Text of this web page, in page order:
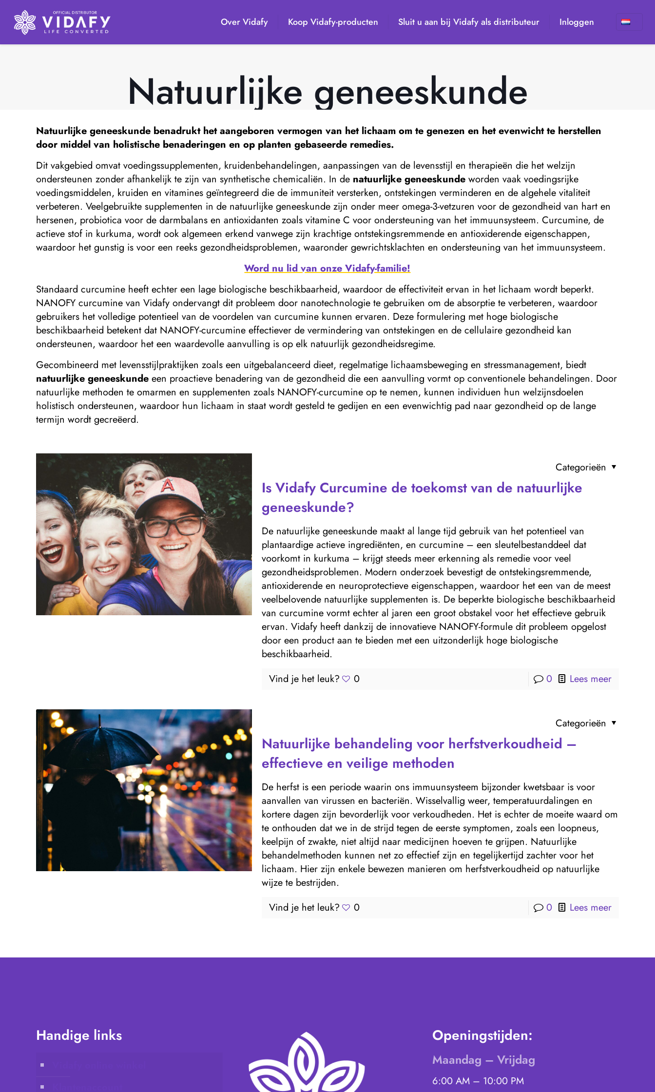
Over Vidafy Koop Vidafy-producten Sluit u aan bij Vidafy als distributeur Inloggen
Natuurlijke geneeskunde
Natuurlijke geneeskunde benadrukt het aangeboren vermogen van het lichaam om te genezen en het evenwicht te herstellen
door middel van holistische benaderingen en op planten gebaseerde remedies.
Dit vakgebied omvat voedingssupplementen, kruidenbehandelingen, aanpassingen van de levensstijl en therapieën die het welzijn
ondersteunen zonder afhankelijk te zijn van synthetische chemicaliën. In de natuurlijke geneeskunde worden vaak voedingsrijke
voedingsmiddelen, kruiden en vitamines geïntegreerd die de immuniteit versterken, ontstekingen verminderen en de algehele vitaliteit
verbeteren. Veelgebruikte supplementen in de natuurlijke geneeskunde zijn onder meer omega-3-vetzuren voor de gezondheid van hart en
hersenen, probiotica voor de darmbalans en antioxidanten zoals vitamine C voor ondersteuning van het immuunsysteem. Curcumine, de
actieve stof in kurkuma, wordt ook algemeen erkend vanwege zijn krachtige ontstekingsremmende en antioxiderende eigenschappen,
waardoor het gunstig is voor een reeks gezondheidsproblemen, waaronder gewrichtsklachten en ondersteuning van het immuunsysteem.
Word nu lid van onze Vidafy-familie!
Standaard curcumine heeft echter een lage biologische beschikbaarheid, waardoor de effectiviteit ervan in het lichaam wordt beperkt.
NANOFY curcumine van Vidafy ondervangt dit probleem door nanotechnologie te gebruiken om de absorptie te verbeteren, waardoor
gebruikers het volledige potentieel van de voordelen van curcumine kunnen ervaren. Deze formulering met hoge biologische
beschikbaarheid betekent dat NANOFY-curcumine effectiever de vermindering van ontstekingen en de cellulaire gezondheid kan
ondersteunen, waardoor het een waardevolle aanvulling is op elk natuurlijk gezondheidsregime.
Gecombineerd met levensstijlpraktijken zoals een uitgebalanceerd dieet, regelmatige lichaamsbeweging en stressmanagement, biedt
natuurlijke geneeskunde een proactieve benadering van de gezondheid die een aanvulling vormt op conventionele behandelingen. Door
natuurlijke methoden te omarmen en supplementen zoals NANOFY-curcumine op te nemen, kunnen individuen hun welzijnsdoelen
holistisch ondersteunen, waardoor hun lichaam in staat wordt gesteld te gedijen en een evenwichtig pad naar gezondheid op de lange
termijn wordt gecreëerd.
Categorieën
Is Vidafy Curcumine de toekomst van de natuurlijke
geneeskunde?
De natuurlijke geneeskunde maakt al lange tijd gebruik van het potentieel van
plantaardige actieve ingrediënten, en curcumine – een sleutelbestanddeel dat
voorkomt in kurkuma – krijgt steeds meer erkenning als remedie voor veel
gezondheidsproblemen. Modern onderzoek bevestigt de ontstekingsremmende,
antioxiderende en neuroprotectieve eigenschappen, waardoor het een van de meest
veelbelovende natuurlijke supplementen is. De beperkte biologische beschikbaarheid
van curcumine vormt echter al jaren een groot obstakel voor het effectieve gebruik
ervan. Vidafy heeft dankzij de innovatieve NANOFY-formule dit probleem opgelost
door een product aan te bieden met een uitzonderlijk hoge biologische
beschikbaarheid.
Vind je het leuk?
0 0 Lees meer
Categorieën
Natuurlijke behandeling voor herfstverkoudheid –
effectieve en veilige methoden
De herfst is een periode waarin ons immuunsysteem bijzonder kwetsbaar is voor
aanvallen van virussen en bacteriën. Wisselvallig weer, temperatuurdalingen en
kortere dagen zijn bevorderlijk voor verkoudheden. Het is echter de moeite waard om
te onthouden dat we in de strijd tegen de eerste symptomen, zoals een loopneus,
keelpijn of zwakte, niet altijd naar medicijnen hoeven te grijpen. Natuurlijke
behandelmethoden kunnen net zo effectief zijn en tegelijkertijd zachter voor het
lichaam. Hier zijn enkele bewezen manieren om herfstverkoudheid op natuurlijke
wijze te bestrijden.
Vind je het leuk?
0 0 Lees meer
Handige links Openingstijden:
Maandag – Vrijdag
6:00 AM – 10:00 PM